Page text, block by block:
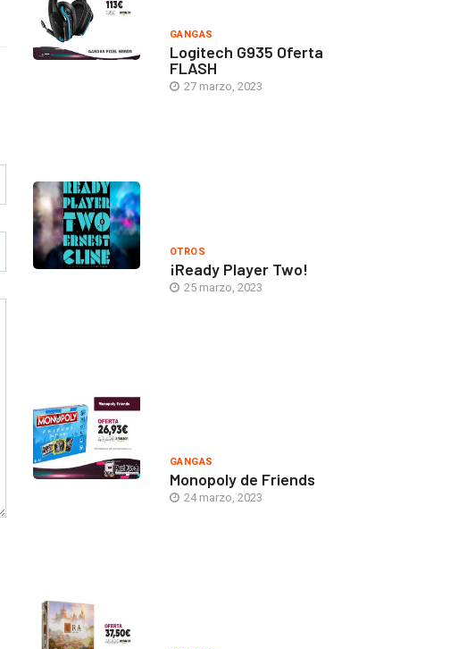
GANGAS
Logitech G935 Oferta
FLASH
27 marzo, 2023
OTROS
¡Ready Player Two!
25 marzo, 2023
GANGAS
Monopoly de Friends
24 marzo, 2023